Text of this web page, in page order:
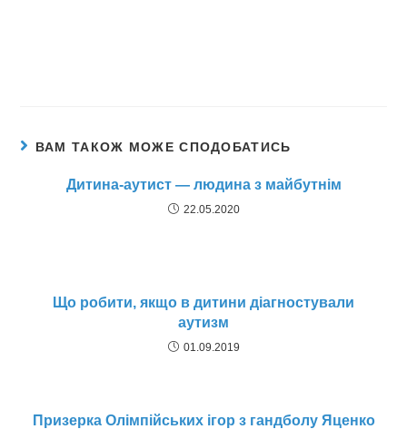
ВАМ ТАКОЖ МОЖЕ СПОДОБАТИСЬ
Дитина-аутист — людина з майбутнім
22.05.2020
Що робити, якщо в дитини діагностували
аутизм
01.09.2019
Призерка Олімпійських ігор з гандболу Яценко